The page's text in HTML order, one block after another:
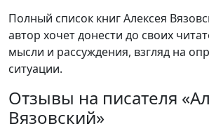
Полный список книг Алексея
автор хочет донести до своих
мысли и рассуждения, взгляд на
ситуации.
Отзывы на писателя
Вязовский»